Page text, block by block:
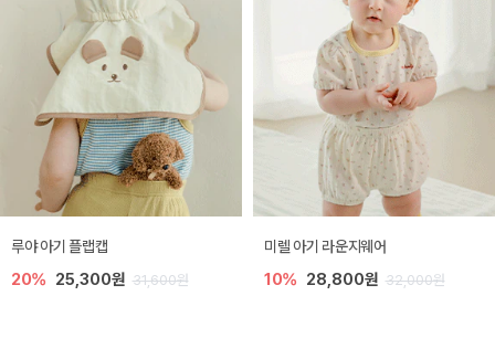
루야 아기 플랩캡
20% 25,300원 31,600원
미렐 아기 라운지웨어
10% 28,800원 32,000원